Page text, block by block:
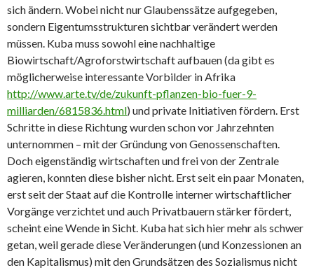
sich ändern. Wobei nicht nur Glaubenssätze aufgegeben,
sondern Eigentumsstrukturen sichtbar verändert werden
müssen. Kuba muss sowohl eine nachhaltige
Biowirtschaft/Agroforstwirtschaft aufbauen (da gibt es
möglicherweise interessante Vorbilder in Afrika
http://www.arte.tv/de/zukunft-pflanzen-bio-fuer-9-
milliarden/6815836.html) und private Initiativen fördern. Erst
Schritte in diese Richtung wurden schon vor Jahrzehnten
unternommen – mit der Gründung von Genossenschaften.
Doch eigenständig wirtschaften und frei von der Zentrale
agieren, konnten diese bisher nicht. Erst seit ein paar Monaten,
erst seit der Staat auf die Kontrolle interner wirtschaftlicher
Vorgänge verzichtet und auch Privatbauern stärker fördert,
scheint eine Wende in Sicht. Kuba hat sich hier mehr als schwer
getan, weil gerade diese Veränderungen (und Konzessionen an
den Kapitalismus) mit den Grundsätzen des Sozialismus nicht